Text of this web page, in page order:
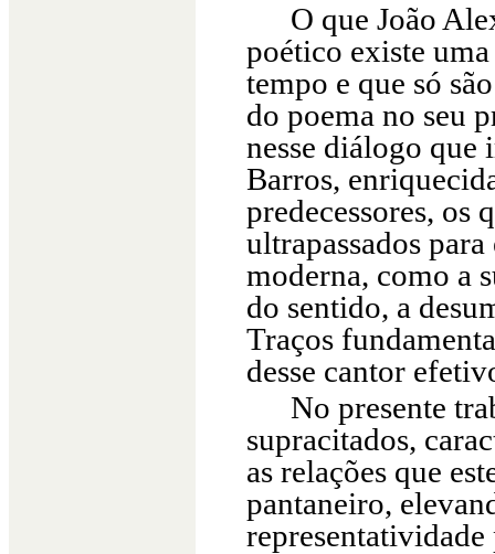
O que João
poético existe
tempo e que só
do poema no seu
nesse diálogo que
Barros,
predecessores, os
ultrapassados
moderna, como a
do sentido, a
Traços
desse cantor
No presente
supracitados,
as relações que
pantaneiro,